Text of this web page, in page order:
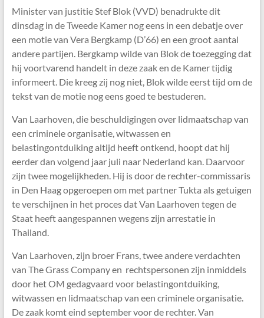
Minister van justitie Stef Blok (VVD) benadrukte dit
dinsdag in de Tweede Kamer nog eens in een debatje over
een motie van Vera Bergkamp (D’66) en een groot aantal
andere partijen. Bergkamp wilde van Blok de toezegging dat
hij voortvarend handelt in deze zaak en de Kamer tijdig
informeert. Die kreeg zij nog niet, Blok wilde eerst tijd om de
tekst van de motie nog eens goed te bestuderen.
Van Laarhoven, die beschuldigingen over lidmaatschap van
een criminele organisatie, witwassen en
belastingontduiking altijd heeft ontkend, hoopt dat hij
eerder dan volgend jaar juli naar Nederland kan. Daarvoor
zijn twee mogelijkheden. Hij is door de rechter-commissaris
in Den Haag opgeroepen om met partner Tukta als getuigen
te verschijnen in het proces dat Van Laarhoven tegen de
Staat heeft aangespannen wegens zijn arrestatie in
Thailand.
Van Laarhoven, zijn broer Frans, twee andere verdachten
van The Grass Company en rechtspersonen zijn inmiddels
door het OM gedagvaard voor belastingontduiking,
witwassen en lidmaatschap van een criminele organisatie.
De zaak komt eind september voor de rechter. Van